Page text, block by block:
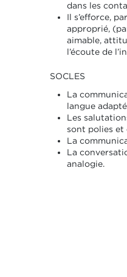
dans les
Il s’efforce,
approprié,
aimable,
l’écoute de
SOCLES
La
langue
Les
sont polies et
La
La
analogie.